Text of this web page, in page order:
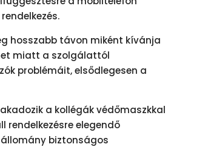
hosszabb távon miként kívánja
miatt a szolgálattól
problémáit, elsődlegesen a
a kollégák védőmaszkkal
rendelkezésre elegendő
állomány biztonságos